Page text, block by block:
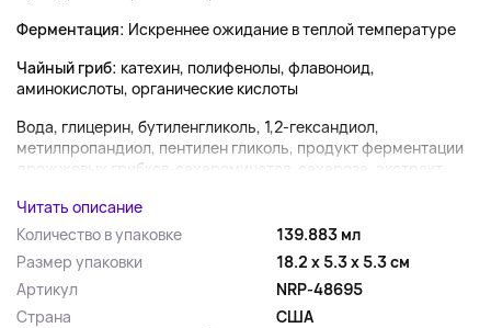
Ферментация: Искреннее ожидание в теплой температуре
Чайный гриб: катехин, полифенолы, флавоноид,
аминокислоты, органические кислоты
Вода, глицерин, бутиленгликоль, 1,2-гександиол,
метилпропандиол, пентилен гликоль, продукт ферментации
дрожжевых грибков-сахаромицетов, сахароза, экстракт...
Читать описание
Количество в упаковке
139.883 мл
Размер упаковки
18.2 x 5.3 x 5.3 см
Артикул
NRP-48695
Страна
США